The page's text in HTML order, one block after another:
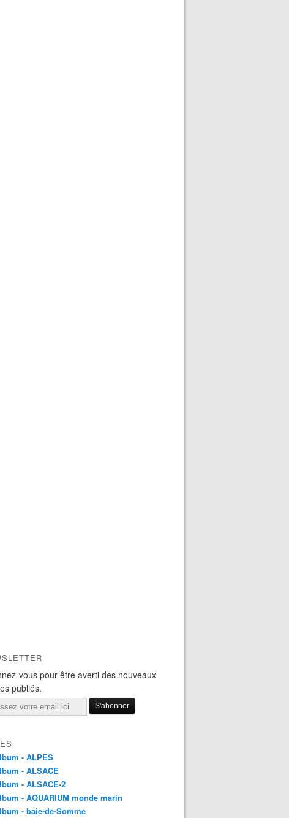
vous pour être averti des nouveaux
publiés.
- ALPES
- ALSACE
- ALSACE-2
- AQUARIUM monde marin
- baie-de-Somme